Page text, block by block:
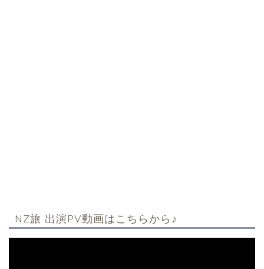
NZ旅 出演PV動画はこちらから♪